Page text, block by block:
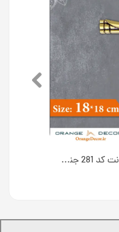
قطعه کنجی قاب 18×18 سانت کد 281 جنس پلی استایرن [انبار اصفهان]